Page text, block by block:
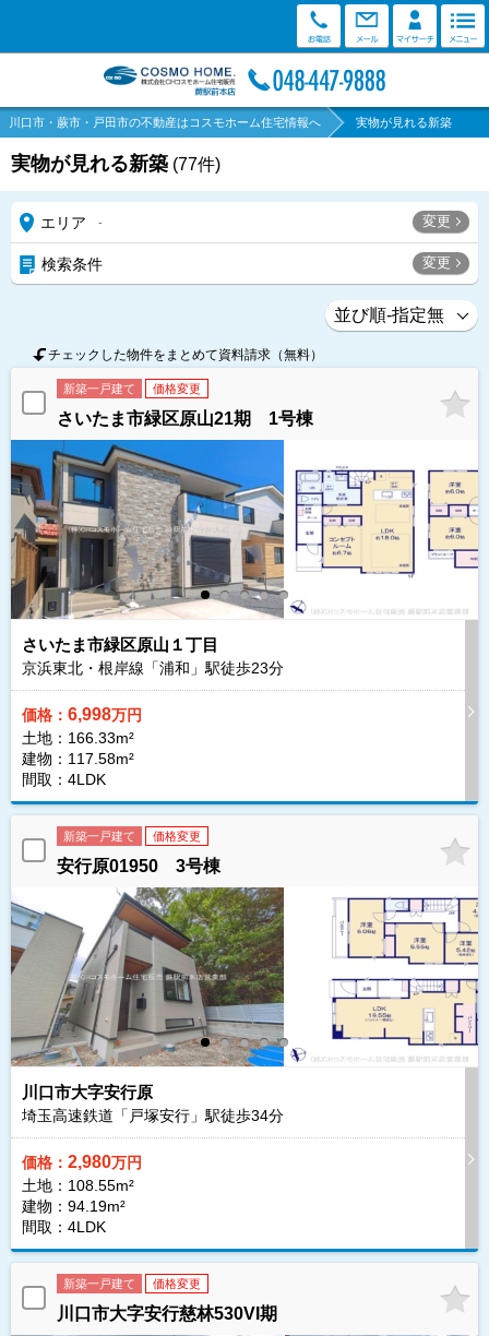
川口市・蕨市・戸田市の不動産はコスモホーム住宅情報へ 実物が見れる新築
実物が見れる新築 (77件)
エリア - 変更
検索条件 変更
チェックした物件をまとめて資料請求（無料）
新築一戸建て 価格変更
さいたま市緑区原山21期 1号棟
さいたま市緑区原山１丁目
京浜東北・根岸線「浦和」駅徒歩23分
価格： 6,998万円
土地：166.33m²
建物：117.58m²
間取：4LDK
新築一戸建て 価格変更
安行原01950 3号棟
川口市大字安行原
埼玉高速鉄道「戸塚安行」駅徒歩34分
価格： 2,980万円
土地：108.55m²
建物：94.19m²
間取：4LDK
新築一戸建て 価格変更
川口市大字安行慈林530VI期